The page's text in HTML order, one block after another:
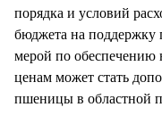
порядка и условий
бюджета на
мерой по обеспечению
ценам может стать
пшеницы в областной